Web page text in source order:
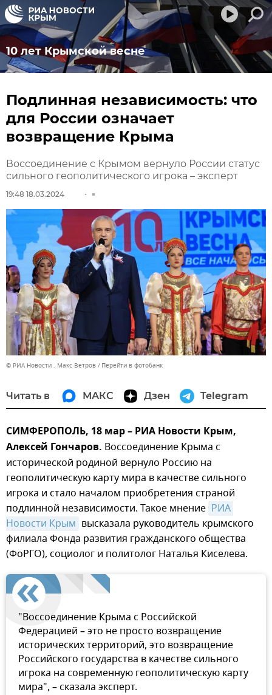
10 лет Крымской весне
Подлинная независимость: что
для России означает
возвращение Крыма
Воссоединение с Крымом вернуло России статус
сильного геополитического игрока – эксперт
19:48 18.03.2024
© РИА Новости . Макс Ветров Перейти в фотобанк
Читать в МАКС Дзен Telegram
СИМФЕРОПОЛЬ, 18 мар – РИА Новости Крым,
Алексей Гончаров. Воссоединение Крыма с
исторической родиной вернуло Россию на
геополитическую карту мира в качестве сильного
игрока и стало началом приобретения страной
подлинной независимости. Такое мнение РИА
Новости Крым высказала руководитель крымского
филиала Фонда развития гражданского общества
(ФоРГО), социолог и политолог Наталья Киселева.
"Воссоединение Крыма с Российской
Федерацией – это не просто возвращение
исторических территорий, это возвращение
Российского государства в качестве сильного
игрока на современную геополитическую карту
мира", – сказала эксперт.